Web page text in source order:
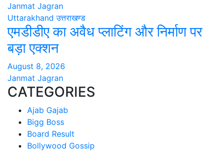
Janmat Jagran
Uttarakhand उत्तराखण्ड
एमडीडीए का अवैध प्लाटिंग और निर्माण पर
बड़ा एक्शन
August 8, 2026
Janmat Jagran
CATEGORIES
Ajab Gajab
Bigg Boss
Board Result
Bollywood Gossip